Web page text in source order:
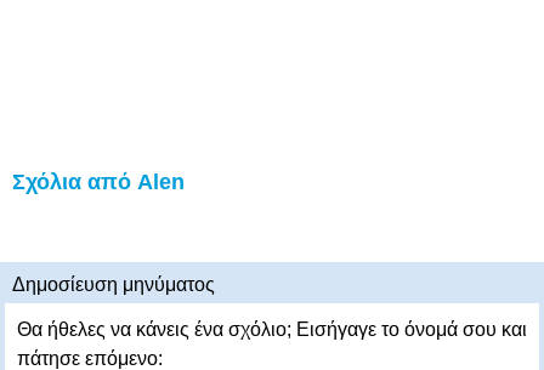
Σχόλια από Alen
Δημοσίευση μηνύματος
Θα ήθελες να κάνεις ένα σχόλιο; Εισήγαγε το όνομά σου και
πάτησε επόμενο: